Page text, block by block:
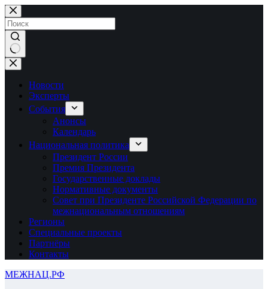
Перейти
к
сути
Ничего
не
найденоНовости
Эксперты
События
Анонсы
Календарь
Национальная политика
Президент России
Премия Президента
Государственные доклады
Нормативные документы
Совет при Президенте Российской Федерации по
межнациональным отношениям
Регионы
Специальные проекты
Партнёры
Контакты
МЕЖНАЦ.РФ